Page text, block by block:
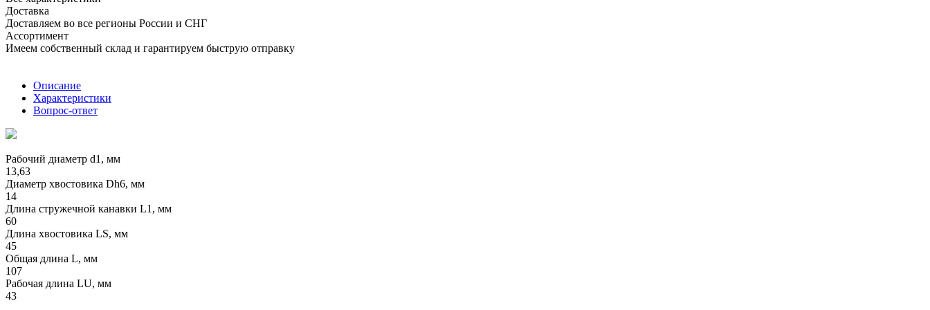
Доставка
Доставляем во все регионы России и СНГ
Ассортимент
Имеем собственный склад и гарантируем быструю отправку
Описание
Характеристики
Вопрос-ответ
Рабочий диаметр d1, мм
13,63
Диаметр хвостовика Dh6, мм
14
Длина стружечной канавки L1, мм
60
Длина хвостовика LS, мм
45
Общая длина L, мм
107
Рабочая длина LU, мм
43